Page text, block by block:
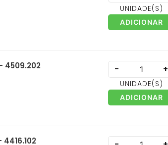
UNIDADE(S)
ADICIONAR
4509.202 - +
UNIDADE(S)
ADICIONAR